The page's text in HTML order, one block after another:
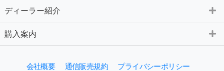
ディーラー紹介
購入案内
会社概要 通信販売規約 プライバシーポリシー